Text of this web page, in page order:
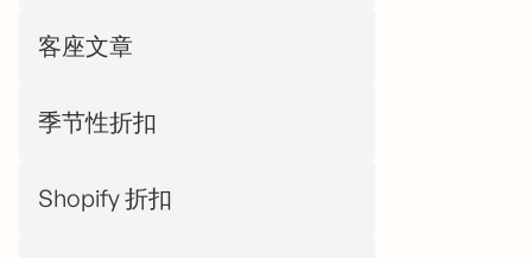
客座文章
季节性折扣
Shopify 折扣